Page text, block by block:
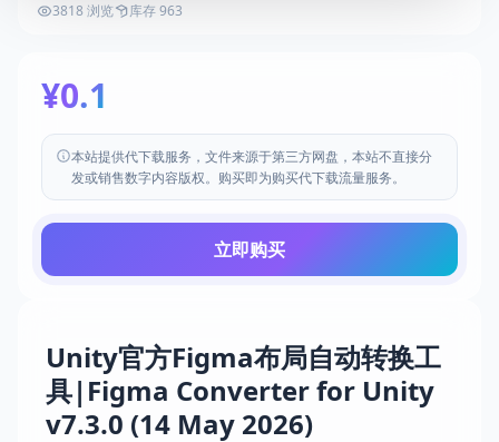
Unity官方Figma布局自动转换工
具|Figma Converter for Unity
v7.3.0 (14 May 2026)
3818 浏览 库存 963
¥0.1
本站提供代下载服务，文件来源于第三方网盘，本站不直接分
发或销售数字内容版权。购买即为购买代下载流量服务。
立即购买